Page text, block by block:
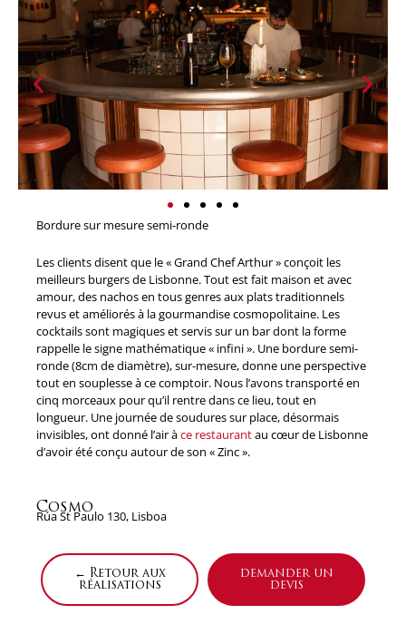
Bordure sur mesure semi-ronde
Les clients disent que le « Grand Chef Arthur » conçoit les
meilleurs burgers de Lisbonne. Tout est fait maison et avec
amour, des nachos en tous genres aux plats traditionnels
revus et améliorés à la gourmandise cosmopolitaine. Les
cocktails sont magiques et servis sur un bar dont la forme
rappelle le signe mathématique « infini ». Une bordure semi-
ronde (8cm de diamètre), sur-mesure, donne une perspective
tout en souplesse à ce comptoir. Nous l’avons transporté en
cinq morceaux pour qu’il rentre dans ce lieu, tout en
longueur. Une journée de soudures sur place, désormais
invisibles, ont donné l’air àce restaurantau cœur de Lisbonne
d’avoir été conçu autour de son « Zinc ».
Cosmo
Rúa St Paulo 130, Lisboa
← Retour aux
réalisations
demander un
devis